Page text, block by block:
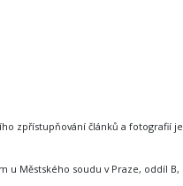
zpřístupňování článků a fotografií je
u Městského soudu v Praze, oddíl B,